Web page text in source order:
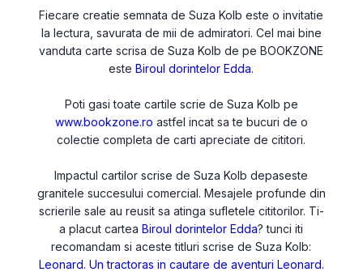
Fiecare creatie semnata de Suza Kolb este o invitatie
la lectura, savurata de mii de admiratori. Cel mai bine
vanduta carte scrisa de Suza Kolb de pe BOOKZONE
esteBiroul dorintelor Edda.
Poti gasi toate cartile scrie de Suza Kolb pe
www.bookzone.ro astfel incat sa te bucuri de o
colectie completa de carti apreciate de cititori.
Impactul cartilor scrise de Suza Kolb depaseste
granitele succesului comercial. Mesajele profunde din
scrierile sale au reusit sa atinga sufletele cititorilor. Ti-
a placut carteaBiroul dorintelor Edda? tunci iti
recomandam si aceste titluri scrise de Suza Kolb:
Leonard. Un tractoras in cautare de aventuri Leonard.